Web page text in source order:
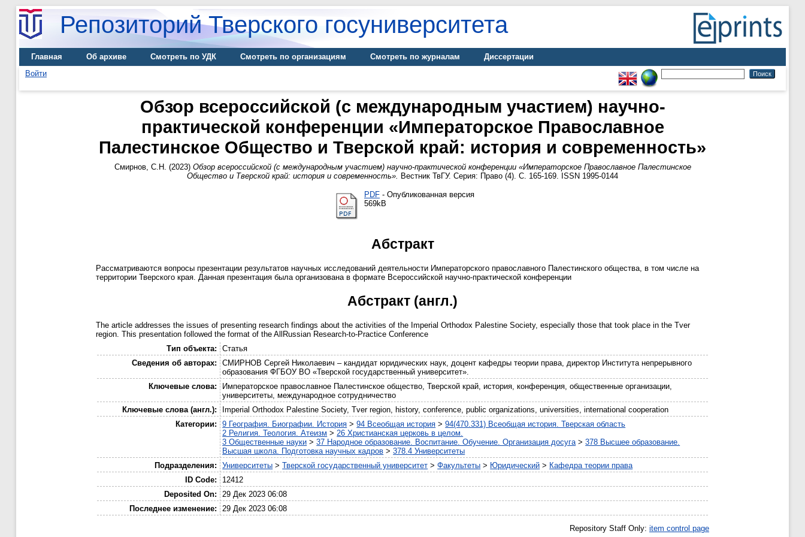
Репозиторий Тверского госуниверситета
Главная Об архиве Смотреть по УДК Смотреть по организациям Смотреть по журналам
Диссертации
Войти
Обзор всероссийской (с международным участием) научно-
практической конференции «Императорское Православное
Палестинское Общество и Тверской край: история и современность»
Смирнов, С.Н. (2023) Обзор всероссийской (с международным участием) научно-практической конференции «Императорское Православное Палестинское
Общество и Тверской край: история и современность». Вестник ТвГУ. Серия: Право (4). С. 165-169. ISSN 1995-0144
PDF - Опубликованная версия
569kB
Абстракт
Рассматриваются вопросы презентации результатов научных исследований деятельности Императорского православного Палестинского общества, в том числе на
территории Тверского края. Данная презентация была организована в формате Всероссийской научно-практической конференции
Абстракт (англ.)
The article addresses the issues of presenting research findings about the activities of the Imperial Orthodox Palestine Society, especially those that took place in the Tver
region. This presentation followed the format of the AllRussian Research-to-Practice Conference
Тип объекта:
Статья
Сведения об авторах:
СМИРНОВ Сергей Николаевич – кандидат юридических наук, доцент кафедры теории права, директор Института непрерывного
образования ФГБОУ ВО «Тверской государственный университет».
Ключевые слова:
Императорское православное Палестинское общество, Тверской край, история, конференция, общественные организации,
университеты, международное сотрудничество
Ключевые слова (англ.):
Imperial Orthodox Palestine Society, Tver region, history, conference, public organizations, universities, international cooperation
Категории:
9 География. Биографии. История >94 Всеобщая история >94(470.331) Всеобщая история. Тверская область
2 Религия. Теология. Атеизм > 26 Христианская церковь в целом.
3 Общественные науки >37 Народное образование. Воспитание. Обучение. Организация досуга >378 Высшее образование.
Высшая школа. Подготовка научных кадров >378.4 Университеты
Подразделения:
Университеты >Тверской государственный университет >Факультеты > Юридический > Кафедра теории права
ID Code:
12412
Deposited On:
29 Дек 2023 06:08
Последнее изменение:
29 Дек 2023 06:08
Repository Staff Only: item control page